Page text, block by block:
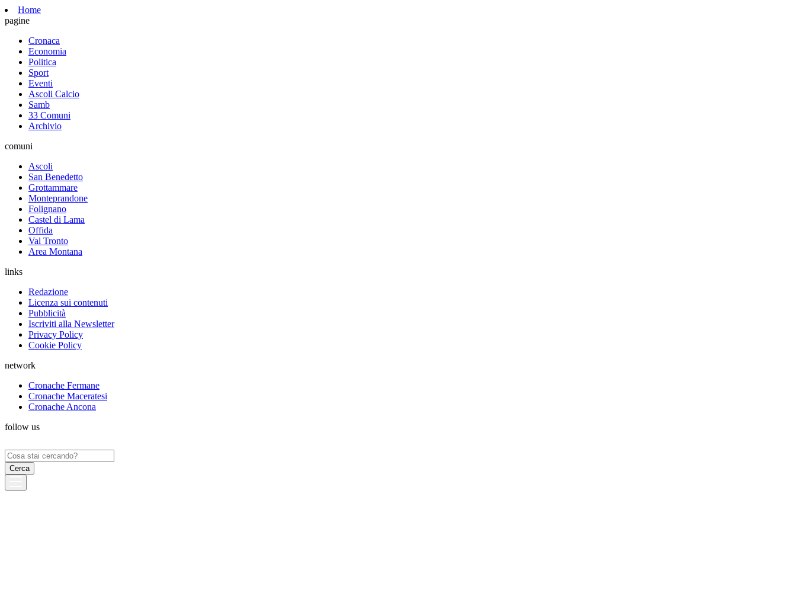
Home
pagine
Cronaca
Economia
Politica
Sport
Eventi
Ascoli Calcio
Samb
33 Comuni
Archivio
comuni
Ascoli
San Benedetto
Grottammare
Monteprandone
Folignano
Castel di Lama
Offida
Val Tronto
Area Montana
links
Redazione
Licenza sui contenuti
Pubblicità
Iscriviti alla Newsletter
Privacy Policy
Cookie Policy
network
Cronache Fermane
Cronache Maceratesi
Cronache Ancona
follow us
Ricerca
per: